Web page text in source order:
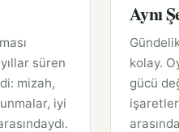
süren
mizah,
iyi
Aynı
kolay.
gücü